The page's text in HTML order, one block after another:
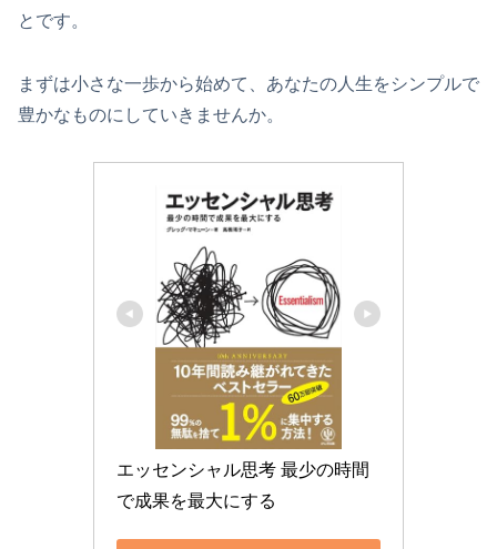
とです。
まずは小さな一歩から始めて、あなたの人生をシンプルで
豊かなものにしていきませんか。
エッセンシャル思考 最少の時間
で成果を最大にする